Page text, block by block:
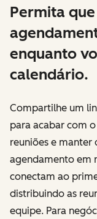
Permita
enquanto
calendário.
Compartilhe um
para acabar com
reuniões e manter
agendamento em
conectam ao
distribuindo as
equipe. Para